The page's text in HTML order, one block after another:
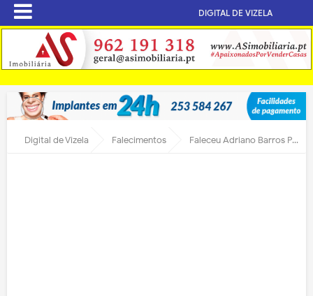
DIGITAL DE VIZELA
Digital de Vizela Falecimentos Faleceu Adriano Barros Pedrosa Ribeiro